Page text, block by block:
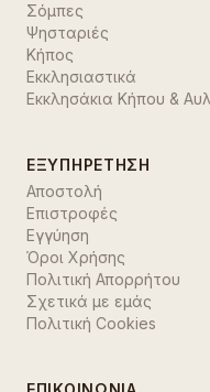
Σόμπες
Ψησταριές
Κήπος
Εκκλησιαστικά
Εκκλησάκια Κήπου &
ΕΞΥΠΗΡΈΤΗΣΗ
Αποστολή
Επιστροφές
Εγγύηση
Όροι Χρήσης
Πολιτική Απορρήτου
Σχετικά με εμάς
Πολιτική Cookies